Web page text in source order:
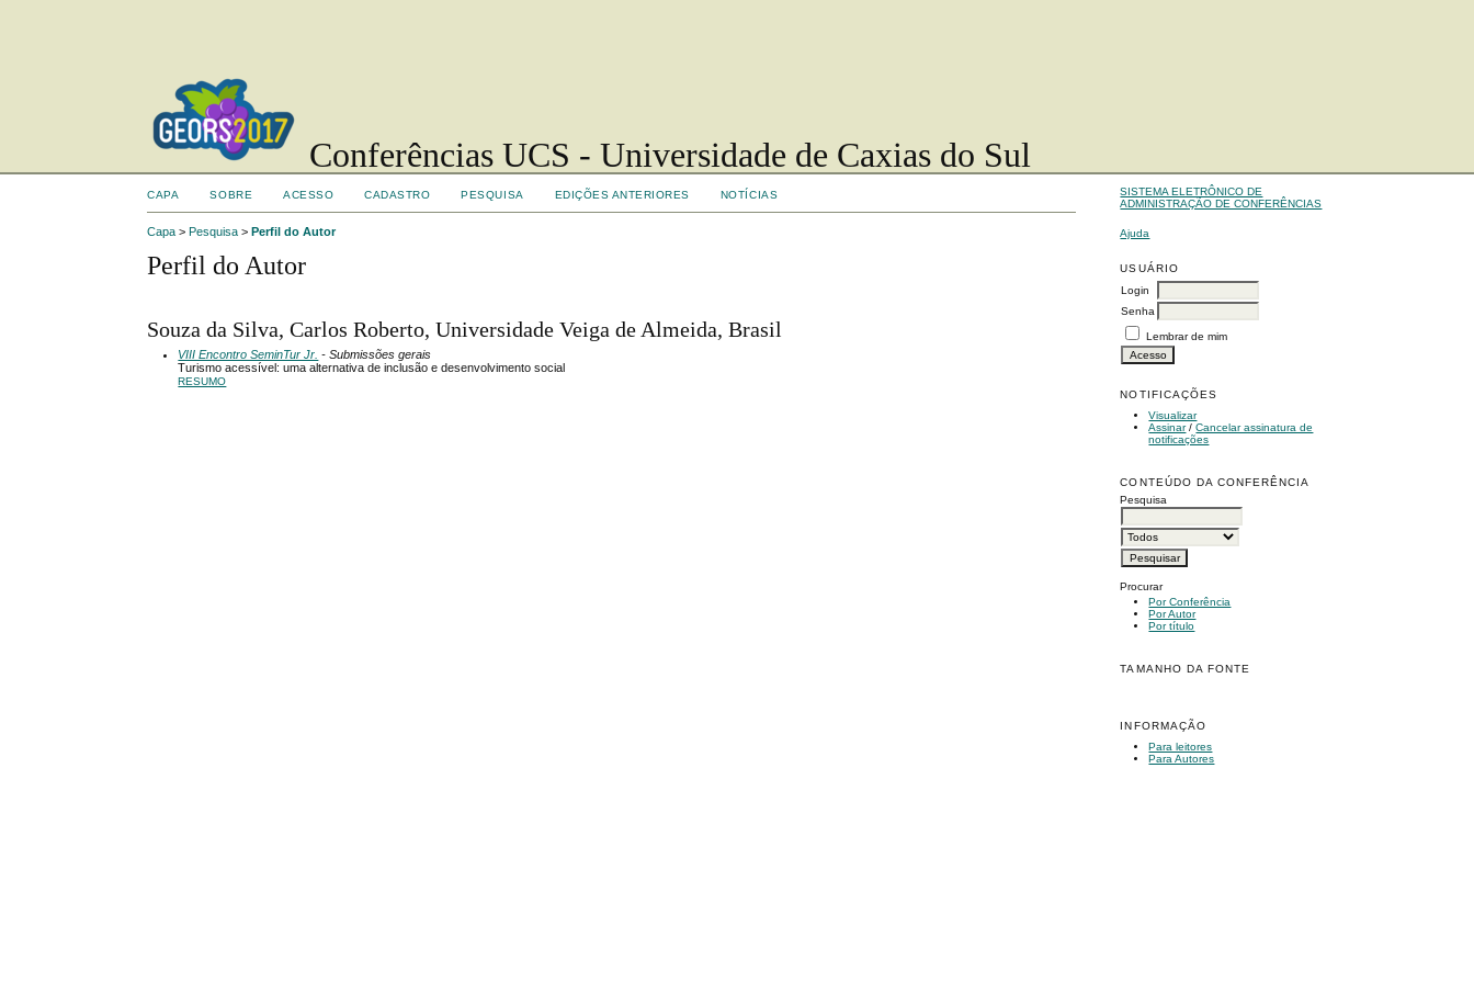
Conferências UCS - Universidade de Caxias do Sul
SISTEMA ELETRÔNICO DE
ADMINISTRAÇÃO DE CONFERÊNCIAS
Ajuda
USUÁRIO
Login
Senha
Lembrar de mim
NOTIFICAÇÕES
Visualizar
Assinar/Cancelar assinatura de
notificações
CONTEÚDO DA CONFERÊNCIA
Pesquisa
Procurar
Por Conferência
Por Autor
Por título
TAMANHO DA FONTE
INFORMAÇÃO
Para leitores
Para Autores
CAPA SOBRE ACESSO CADASTRO PESQUISA EDIÇÕES ANTERIORES NOTÍCIAS
Capa >Pesquisa >Perfil do Autor
Perfil do Autor
Souza da Silva, Carlos Roberto, Universidade Veiga de Almeida, Brasil
VIII Encontro SeminTur Jr. - Submissões gerais
Turismo acessível: uma alternativa de inclusão e desenvolvimento social
RESUMO